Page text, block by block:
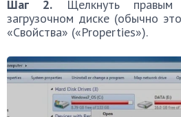
Шаг 2. Щелкнуть
загрузочном диске (обычно
«Свойства» («Properties»).